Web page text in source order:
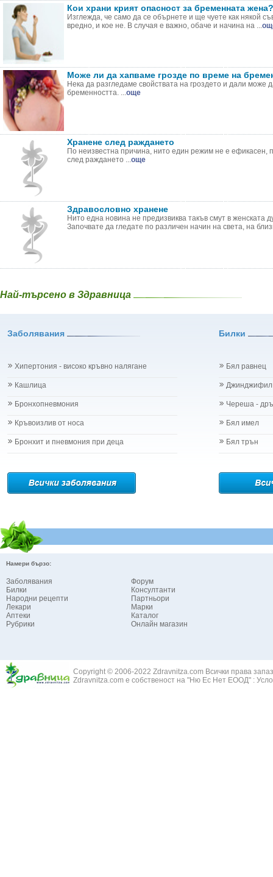
Кои храни крият опасност за бременната жена?
Изглежда, че само да се обърнете и ще чуете как някой
вредно, и кое не. В случая е важно, обаче и начина на ...
Може ли да хапваме грозде по време на
Нека да разгледаме свойствата на гроздето и дали може
бременността. ...още
Хранене след раждането
По неизвестна причина, нито един режим не е ефикасен,
след раждането ...още
Здравословно хранене
Нито една новина не предизвиква такъв смут в женската
Започвате да гледате по различен начин на света, на
Най-търсено в Здравница
Заболявания Билки
Хипертония - високо кръвно налягане
Кашлица
Бронхопневмония
Кръвоизлив от носа
Бронхит и пневмония при деца
Бял равнец
Джинджифил
Череша -
Бял имел
Бял трън
Намери бързо:
Заболявания
Билки
Народни рецепти
Лекари
Аптеки
Рубрики
Форум
Консултанти
Партньори
Марки
Каталог
Онлайн магазин
Copyright © 2006-2022 Zdravnitza.com Всички права
Zdravnitza.com е собственост на "Ню Ес Нет ЕООД" :